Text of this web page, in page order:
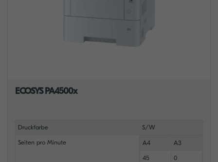
ECOSYS PA4500x
Druckfarbe S/W
Seiten pro Minute A4 A3
45 0